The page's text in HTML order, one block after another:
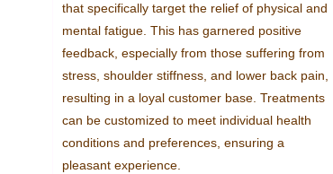
that specifically target the relief of physical and
mental fatigue. This has garnered positive
feedback, especially from those suffering from
stress, shoulder stiffness, and lower back pain,
resulting in a loyal customer base. Treatments
can be customized to meet individual health
conditions and preferences, ensuring a
pleasant experience.